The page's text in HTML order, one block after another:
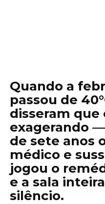
Quando a
passou de
disseram que
exagerando
de sete anos
médico e
jogou o
e a sala
silêncio.